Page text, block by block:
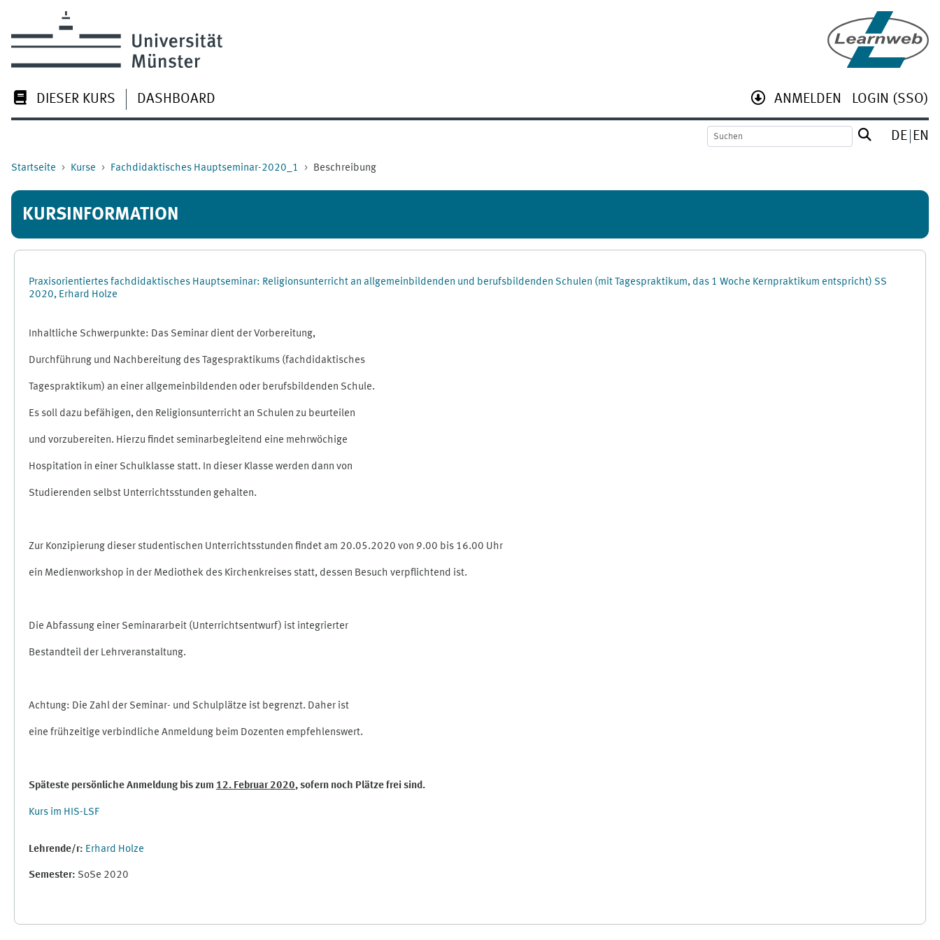
DIESER KURS DASHBOARD ANMELDEN LOGIN (SSO)
DE EN
Startseite Kurse Fachdidaktisches Hauptseminar-2020_1 Beschreibung
KURSINFORMATION
Praxisorientiertes fachdidaktisches Hauptseminar: Religionsunterricht an allgemeinbildenden und berufsbildenden Schulen (mit Tagespraktikum, das 1 Woche Kernpraktikum entspricht) SS
2020, Erhard Holze
Inhaltliche Schwerpunkte: Das Seminar dient der Vorbereitung,
Durchführung und Nachbereitung des Tagespraktikums (fachdidaktisches
Tagespraktikum) an einer allgemeinbildenden oder berufsbildenden Schule.
Es soll dazu befähigen, den Religionsunterricht an Schulen zu beurteilen
und vorzubereiten. Hierzu findet seminarbegleitend eine mehrwöchige
Hospitation in einer Schulklasse statt. In dieser Klasse werden dann von
Studierenden selbst Unterrichtsstunden gehalten.
Zur Konzipierung dieser studentischen Unterrichtsstunden findet am 20.05.2020 von 9.00 bis 16.00 Uhr
ein Medienworkshop in der Mediothek des Kirchenkreises statt, dessen Besuch verpflichtend ist.
Die Abfassung einer Seminararbeit (Unterrichtsentwurf) ist integrierter
Bestandteil der Lehrveranstaltung.
Achtung: Die Zahl der Seminar- und Schulplätze ist begrenzt. Daher ist
eine frühzeitige verbindliche Anmeldung beim Dozenten empfehlenswert.
Späteste persönliche Anmeldung bis zum 12. Februar 2020, sofern noch Plätze frei sind.
Kurs im HIS-LSF
Lehrende/r: Erhard Holze
Semester: SoSe 2020